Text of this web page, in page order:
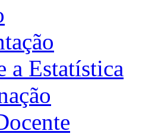
a Estatística